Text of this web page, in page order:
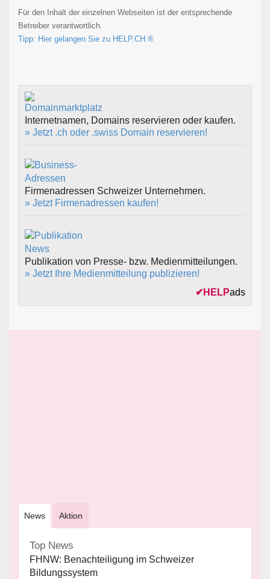
Für den Inhalt der einzelnen Webseiten ist der entsprechende
Betreiber verantwortlich.
Tipp: Hier gelangen Sie zu HELP.CH ®
Internetnamen, Domains reservieren oder kaufen.
» Jetzt .ch oder .swiss Domain reservieren!
Firmenadressen Schweizer Unternehmen.
» Jetzt Firmenadressen kaufen!
Publikation von Presse- bzw. Medienmitteilungen.
» Jetzt Ihre Medienmitteilung publizieren!
✔ HELPads
News Aktion
Top News
FHNW: Benachteiligung im Schweizer
Bildungssystem